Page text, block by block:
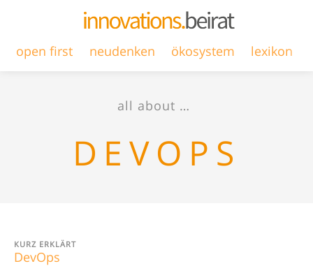
open first neudenken ökosystem lexikon
all about …
DEVOPS
KURZ ERKLÄRT
DevOps